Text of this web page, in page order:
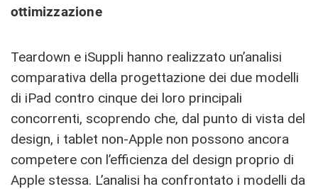
ottimizzazione
Teardown e iSuppli hanno realizzato un’analisi
comparativa della progettazione dei due modelli
di iPad contro cinque dei loro principali
concorrenti, scoprendo che, dal punto di vista del
design, i tablet non-Apple non possono ancora
competere con l’efficienza del design proprio di
Apple stessa. L’analisi ha confrontato i modelli da